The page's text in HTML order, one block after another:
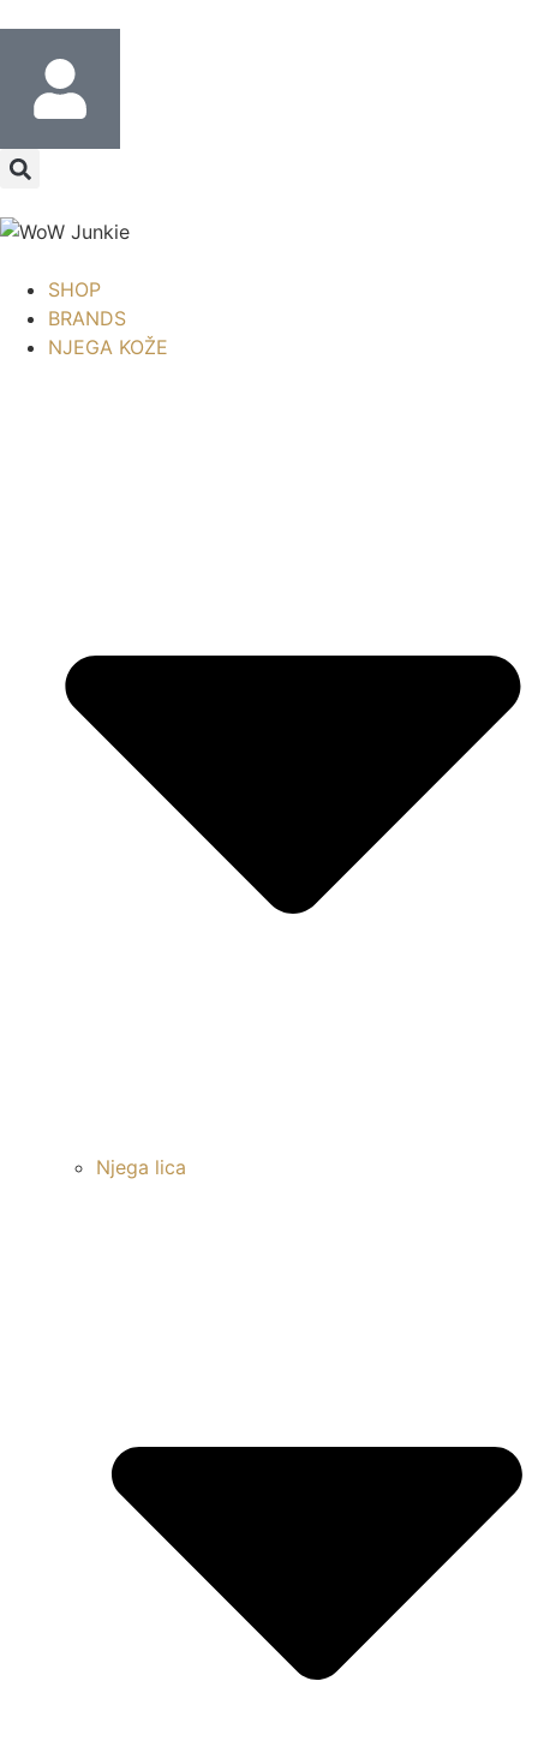
SHOP
BRANDS
NJEGA KOŽE
Njega lica